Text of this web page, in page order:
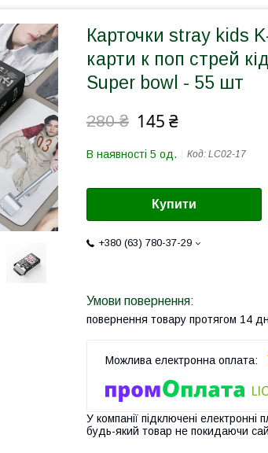
Карточки stray kids
карти к поп стрей
Super bowl - 55 шт
280 ₴ 145 ₴
В наявності 5 од. Код: LC02-17
Купити
+380 (63) 780-37-29
повернення товару протягом 14
У компанії підключені
будь-який товар не покидаючи